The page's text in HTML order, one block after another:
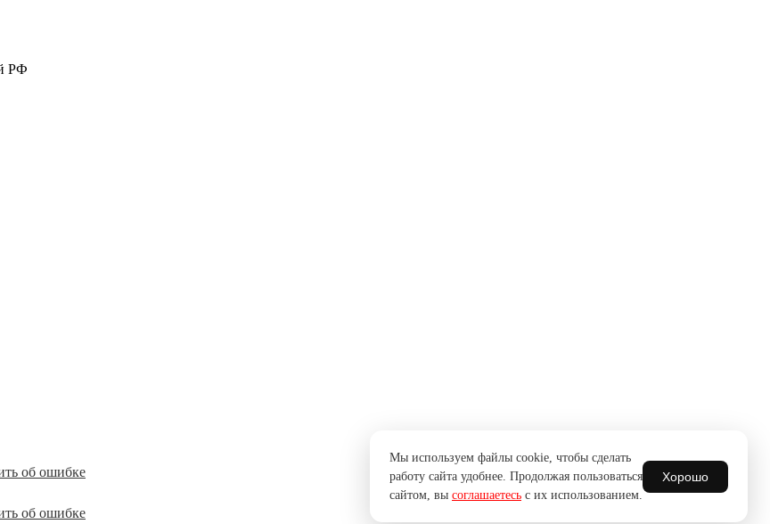
РФ
об ошибке
об ошибке
Мы используем файлы cookie, чтобы сделать
работу сайта удобнее. Продолжая пользоваться
сайтом, вы соглашаетесь с их использованием.
Хорошо